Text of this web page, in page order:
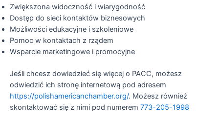
Zwiększona widoczność i wiarygodność
Dostęp do sieci kontaktów biznesowych
Możliwości edukacyjne i szkoleniowe
Pomoc w kontaktach z rządem
Wsparcie marketingowe i promocyjne
Jeśli chcesz dowiedzieć się więcej o PACC, możesz
odwiedzić ich stronę internetową pod adresem
https://polishamericanchamber.org/. Możesz również
skontaktować się z nimi pod numerem 773-205-1998